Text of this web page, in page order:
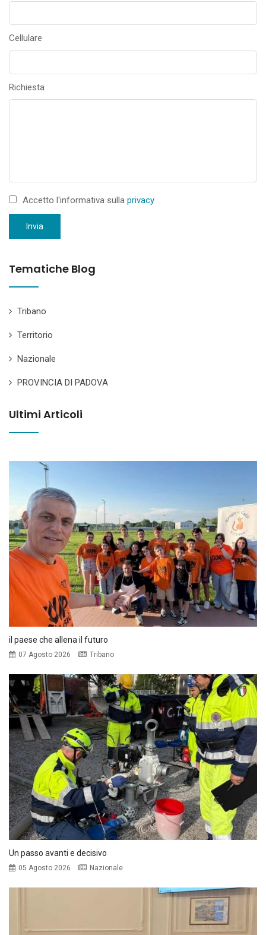
Cellulare
Richiesta
Accetto l'informativa sulla privacy
Invia
Tematiche Blog
Tribano
Territorio
Nazionale
PROVINCIA DI PADOVA
Ultimi Articoli
il paese che allena il futuro
07 Agosto 2026 Tribano
Un passo avanti e decisivo
05 Agosto 2026 Nazionale